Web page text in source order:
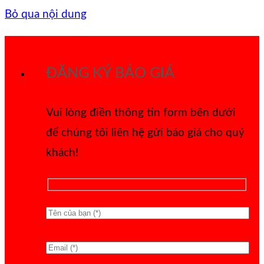
Bỏ qua nội dung
ĐĂNG KÝ BÁO GIÁ
Vui lòng điền thông tin form bên dưới
để chúng tôi liên hệ gửi báo giá cho quý
khách!